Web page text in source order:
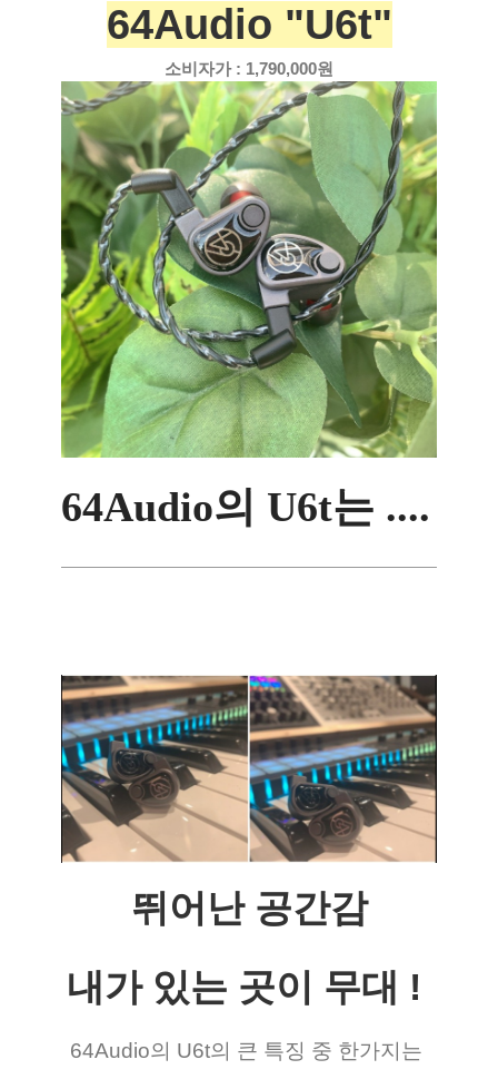
64Audio "U6t"
소비자가 : 1,790,000원
64Audio의 U6t는 ....
뛰어난 공간감
내가 있는 곳이 무대 !
64Audio의 U6t의 큰 특징 중 한가지는